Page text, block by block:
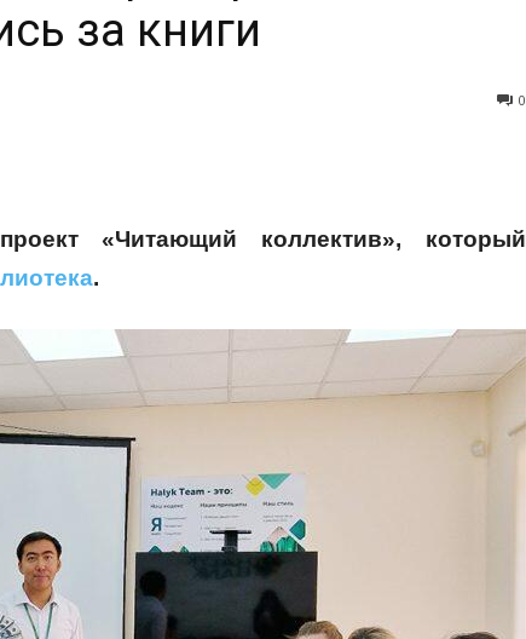
за книги
0
«Читающий коллектив», который
.